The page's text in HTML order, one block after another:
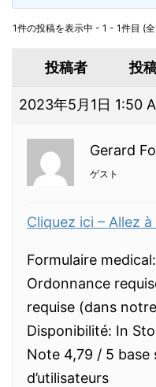
1件の投稿を表示中 - 1 - 1件目 (
投稿者 投
2023年5月1日 1:50
Gerard
ゲスト
Cliquez ici – Allez
Formulaire
Ordonnance
requise (dans
Disponibilité: In
Note 4,79 / 5 base
d’utilisateurs